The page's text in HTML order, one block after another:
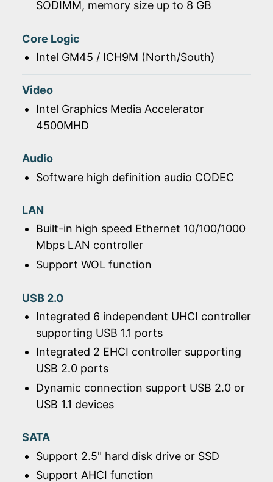
SODIMM, memory size up to 8 GB
Core Logic
Intel GM45 / ICH9M (North/South)
Video
Intel Graphics Media Accelerator
4500MHD
Audio
Software high definition audio CODEC
LAN
Built-in high speed Ethernet 10/100/1000
Mbps LAN controller
Support WOL function
USB 2.0
Integrated 6 independent UHCI controller
supporting USB 1.1 ports
Integrated 2 EHCI controller supporting
USB 2.0 ports
Dynamic connection support USB 2.0 or
USB 1.1 devices
SATA
Support 2.5" hard disk drive or SSD
Support AHCI function